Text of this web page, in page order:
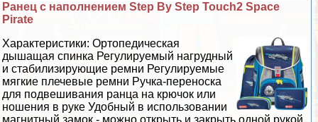
Ранец с наполнением Step By Step Touch2 Space
Pirate
Хаpaктеристики: Ортопедическая
дышащая спинка Регулируемый нагрудный
и стабилизирующие ремни Регулируемые
мягкие плечевые ремни Ручка-переноска
для подвешивания ранца на крючок или
ношения в руке Удобный в использовании